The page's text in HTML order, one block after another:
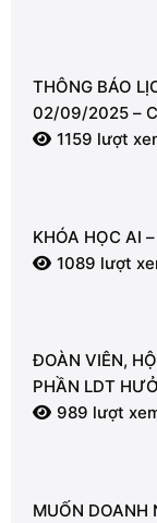
THÔNG BÁO
02/09/2025 –
1159 lượt
KHÓA HỌC AI
1089 lượt
ĐOÀN VIÊN,
PHẦN LDT
MÔI TRƯỜNG
989 lượt
MUỐN DOANH